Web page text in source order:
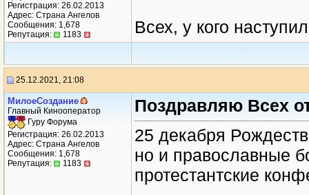
Регистрация: 26.02.2013
Адрес: Страна Ангелов
Сообщения: 1,678
Репутация:
1183 Всех, у кого
25.12.2021, 21:08
МилоеСоздание
Главный Кинооператор
Гуру Форума
Регистрация: 26.02.2013
Адрес: Страна Ангелов
Сообщения: 1,678
Репутация:
1183
Поздравляю Всех
25 декабря
но и православные
протестантские